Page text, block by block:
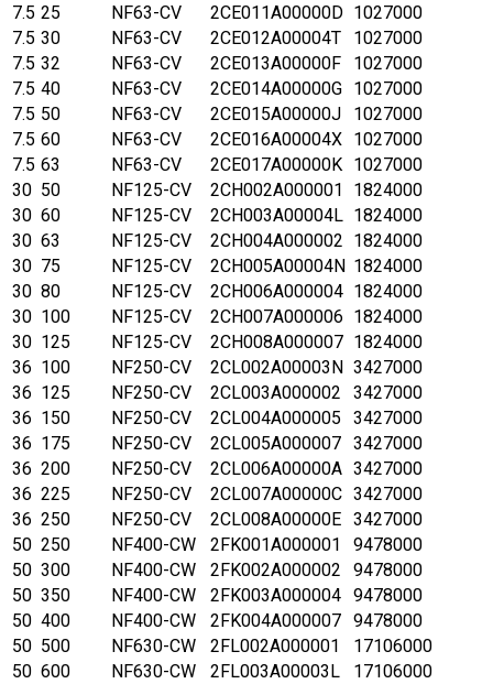
7.5 25 NF63-CV 2CE011A00000D 1027000
7.5 30 NF63-CV 2CE012A00004T
1027000
7.5 32 NF63-CV 2CE013A00000F
1027000
7.5 40 NF63-CV 2CE014A00000G 1027000
7.5 50 NF63-CV 2CE015A00000J
1027000
7.5 60 NF63-CV 2CE016A00004X 1027000
7.5 63 NF63-CV 2CE017A00000K 1027000
30 50 NF125-CV 2CH002A000001
1824000
30 60 NF125-CV 2CH003A00004L 1824000
30 63 NF125-CV 2CH004A000002 1824000
30 75 NF125-CV 2CH005A00004N 1824000
30 80 NF125-CV 2CH006A000004 1824000
30 100 NF125-CV 2CH007A000006 1824000
30 125 NF125-CV 2CH008A000007 1824000
36 100 NF250-CV 2CL002A00003N 3427000
36 125 NF250-CV 2CL003A000002
3427000
36 150 NF250-CV 2CL004A000005
3427000
36 175 NF250-CV 2CL005A000007 3427000
36 200 NF250-CV 2CL006A00000A 3427000
36 225 NF250-CV 2CL007A00000C 3427000
36 250 NF250-CV 2CL008A00000E 3427000
50 250 NF400-CW 2FK001A000001
9478000
50 300 NF400-CW 2FK002A000002
9478000
50 350 NF400-CW 2FK003A000004 9478000
50 400 NF400-CW 2FK004A000007 9478000
50 500 NF630-CW 2FL002A000001
17106000
50 600 NF630-CW 2FL003A00003L
17106000